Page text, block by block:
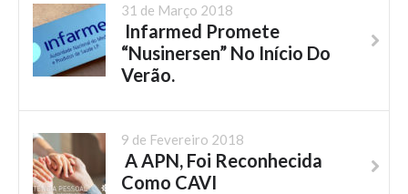
31 de Março 2018
Infarmed Promete
“Nusinersen” No Início Do
Verão.
9 de Fevereiro 2018
A APN, Foi Reconhecida
Como CAVI